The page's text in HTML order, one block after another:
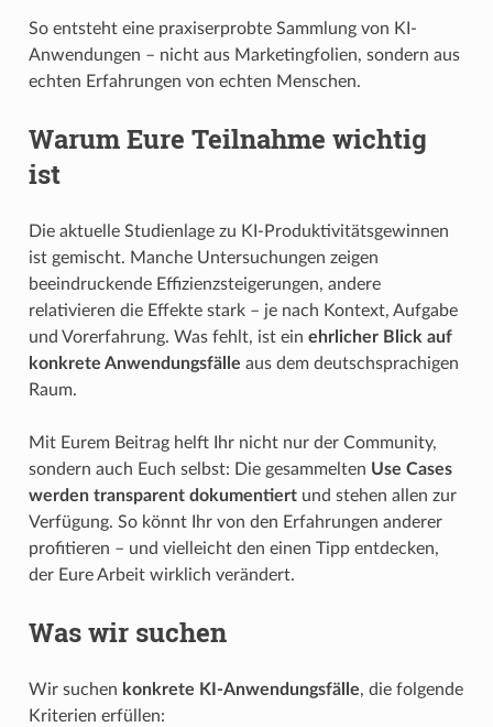
So entsteht eine praxiserprobte Sammlung von KI-
Anwendungen – nicht aus Marketingfolien, sondern aus
echten Erfahrungen von echten Menschen.
Warum Eure Teilnahme wichtig
ist
Die aktuelle Studienlage zu KI-Produktivitätsgewinnen
ist gemischt. Manche Untersuchungen zeigen
beeindruckende Effizienzsteigerungen, andere
relativieren die Effekte stark – je nach Kontext, Aufgabe
und Vorerfahrung. Was fehlt, ist ein ehrlicher Blick auf
konkrete Anwendungsfälle aus dem deutschsprachigen
Raum.
Mit Eurem Beitrag helft Ihr nicht nur der Community,
sondern auch Euch selbst: Die gesammelten Use Cases
werden transparent dokumentiertund stehen allen zur
Verfügung. So könnt Ihr von den Erfahrungen anderer
profitieren – und vielleicht den einen Tipp entdecken,
der Eure Arbeit wirklich verändert.
Was wir suchen
Wir suchen konkrete KI-Anwendungsfälle, die folgende
Kriterien erfüllen: